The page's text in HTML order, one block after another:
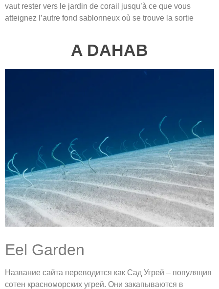
vaut rester vers le jardin de corail jusqu’à ce que vous
atteignez l’autre fond sablonneux où se trouve la sortie
A DAHAB
Eel Garden
Название сайта переводится как Сад Угрей – популяция
сотен красноморских угрей. Они закапываются в